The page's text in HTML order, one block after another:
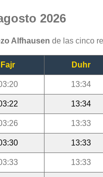
2026
Alfhausen de las cinco
Fajr Duhr
13:34
13:34
13:33
13:33
13:33